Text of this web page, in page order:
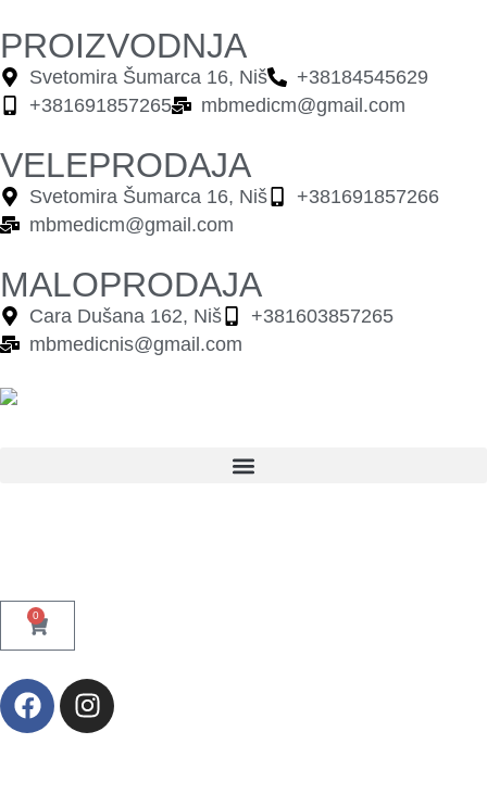
PROIZVODNJA
Svetomira Šumarca 16, Niš
+38184545629
+381691857265
mbmedicm@gmail.com
VELEPRODAJA
Svetomira Šumarca 16, Niš
+381691857266
mbmedicm@gmail.com
MALOPRODAJA
Cara Dušana 162, Niš
+381603857265
mbmedicnis@gmail.com
0